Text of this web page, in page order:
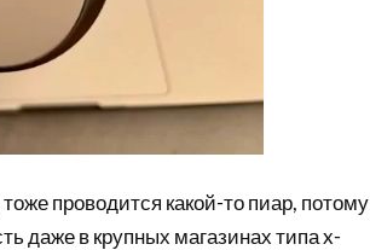
проводится какой-то пиар, потому
даже в крупных магазинах типа x-